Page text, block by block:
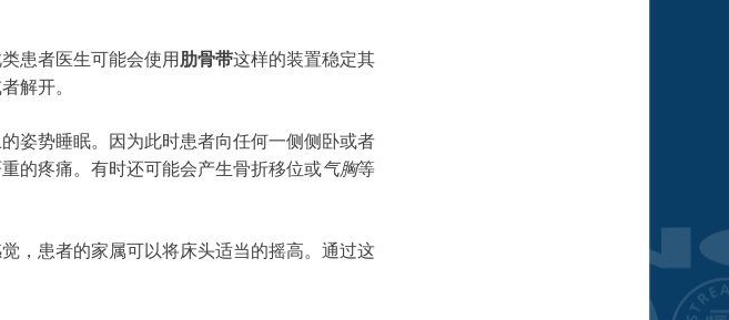
患者医生可能会使用肋骨带这样的装置稳定其
解开。
姿势睡眠。因为此时患者向任何一侧侧卧或者
的疼痛。有时还可能会产生骨折移位或气胸等
，患者的家属可以将床头适当的摇高。通过这